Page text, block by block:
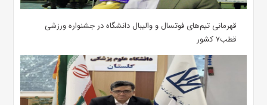
قهرمانی تیم‌های فوتسال و والیبال دانشگاه در جشنواره ورزشی
قطب۷ کشور